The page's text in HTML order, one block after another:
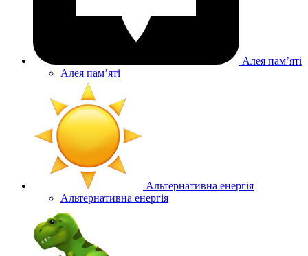
Алея памʼяті
Алея памʼяті
Альтернативна енергія
Альтернативна енергія